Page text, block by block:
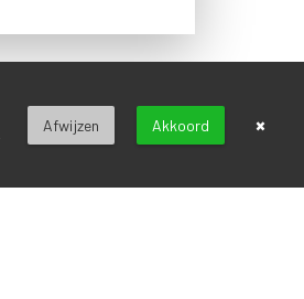
VOLGEND BERICHT
Afwijzen Akkoord ×